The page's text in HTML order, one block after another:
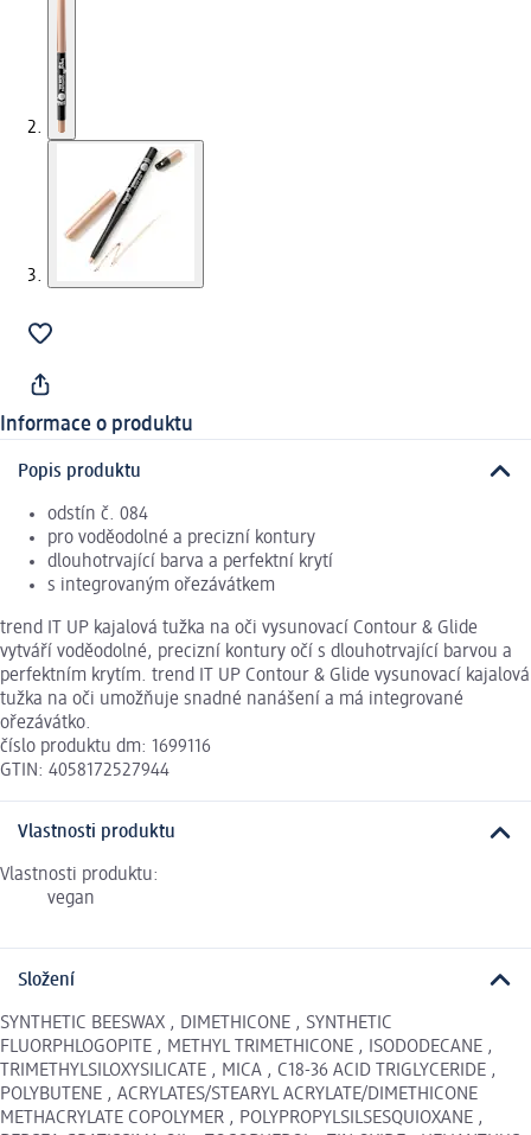
Informace o produktu
Popis produktu
odstín č. 084
pro voděodolné a precizní kontury
dlouhotrvající barva a perfektní krytí
s integrovaným ořezávátkem
trend IT UP kajalová tužka na oči vysunovací Contour & Glide
vytváří voděodolné, precizní kontury očí s dlouhotrvající barvou a
perfektním krytím. trend IT UP Contour & Glide vysunovací kajalová
tužka na oči umožňuje snadné nanášení a má integrované
ořezávátko.
číslo produktu dm: 1699116
GTIN: 4058172527944
Vlastnosti produktu
Vlastnosti produktu:
vegan
Složení
SYNTHETIC BEESWAX , DIMETHICONE , SYNTHETIC
FLUORPHLOGOPITE , METHYL TRIMETHICONE , ISODODECANE ,
TRIMETHYLSILOXYSILICATE , MICA , C18-36 ACID TRIGLYCERIDE ,
POLYBUTENE , ACRYLATES/STEARYL ACRYLATE/DIMETHICONE
METHACRYLATE COPOLYMER , POLYPROPYLSILSESQUIOXANE ,